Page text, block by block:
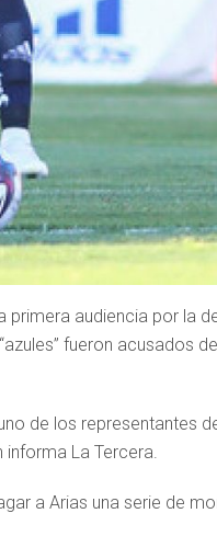
primera audiencia por la
fueron acusados
de los representantes
La Tercera.
a Arias una serie de